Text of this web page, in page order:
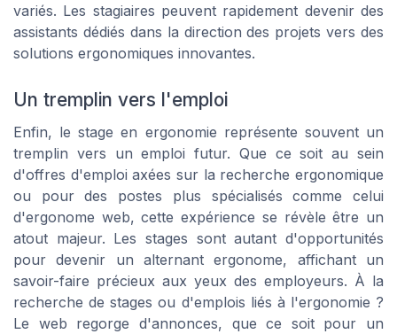
variés. Les stagiaires peuvent rapidement devenir des
assistants dédiés dans la direction des projets vers des
solutions ergonomiques innovantes.
Un tremplin vers l'emploi
Enfin, le stage en ergonomie représente souvent un
tremplin vers un emploi futur. Que ce soit au sein
d'offres d'emploi axées sur la recherche ergonomique
ou pour des postes plus spécialisés comme celui
d'ergonome web, cette expérience se révèle être un
atout majeur. Les stages sont autant d'opportunités
pour devenir un alternant ergonome, affichant un
savoir-faire précieux aux yeux des employeurs. À la
recherche de stages ou d'emplois liés à l'ergonomie ?
Le web regorge d'annonces, que ce soit pour un